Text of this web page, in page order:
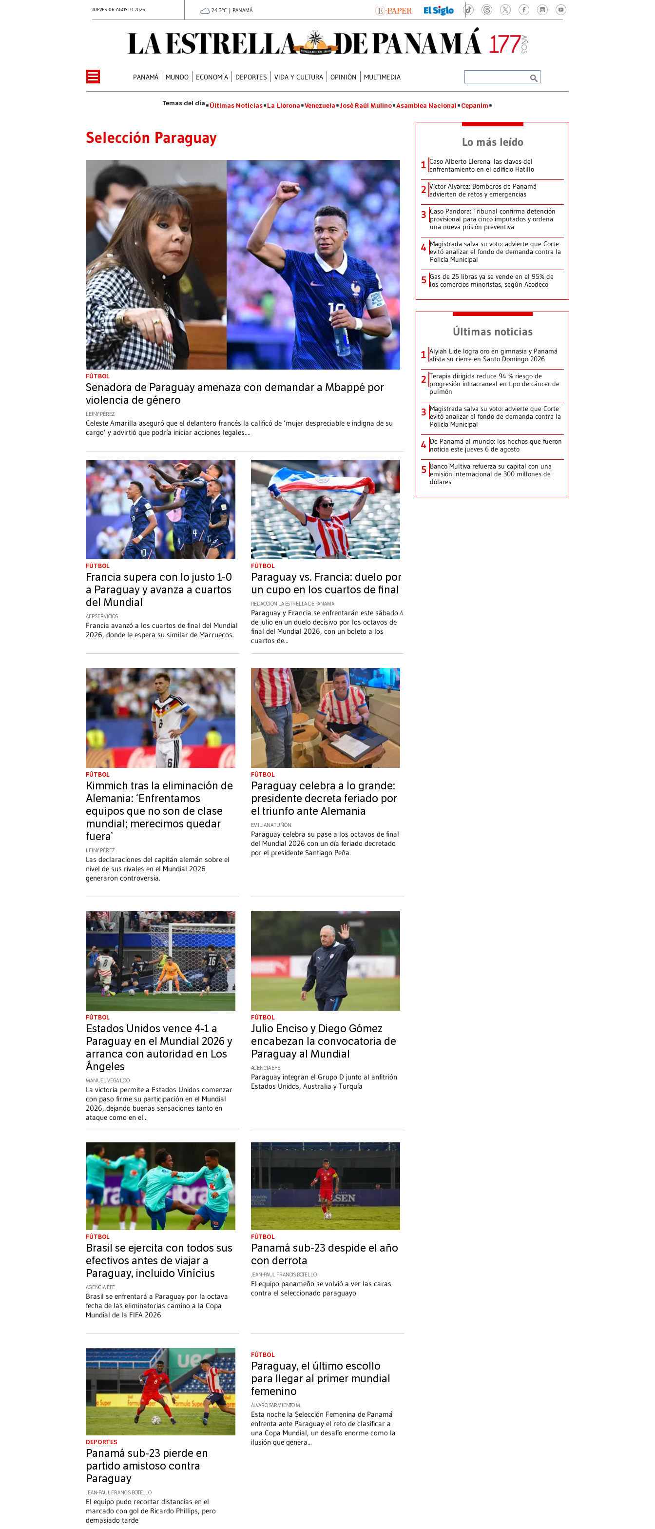
JUEVES 06 AGOSTO 2026 24.3°C | PANAMÁ
PANAMÁ MUNDO ECONOMÍA DEPORTES VIDA Y CULTURA OPINIÓN MULTIMEDIA
Últimas Noticias La Llorona Venezuela José Raúl Mulino Asamblea Nacional Cepanim
Selección Paraguay
FÚTBOL
Senadora de Paraguay amenaza con demandar a Mbappé por
violencia de género
LEINY PÉREZ
Celeste Amarilla aseguró que el delantero francés la calificó de ‘mujer despreciable e indigna de su
cargo’ y advirtió que podría iniciar acciones legales....
FÚTBOL
Francia supera con lo justo 1-0
a Paraguay y avanza a cuartos
del Mundial
AFP SERVICIOS
Francia avanzó a los cuartos de final del Mundial
2026, donde le espera su similar de Marruecos.
FÚTBOL
Paraguay vs. Francia: duelo por
un cupo en los cuartos de final
REDACCIÓN LA ESTRELLA DE PANAMÁ
Paraguay y Francia se enfrentarán este sábado 4
de julio en un duelo decisivo por los octavos de
final del Mundial 2026, con un boleto a los
cuartos de...
FÚTBOL
Kimmich tras la eliminación de
Alemania: ‘Enfrentamos
equipos que no son de clase
mundial; merecimos quedar
fuera’
LEINY PÉREZ
Las declaraciones del capitán alemán sobre el
nivel de sus rivales en el Mundial 2026
generaron controversia.
FÚTBOL
Paraguay celebra a lo grande:
presidente decreta feriado por
el triunfo ante Alemania
EMILIANA TUÑÓN
Paraguay celebra su pase a los octavos de final
del Mundial 2026 con un día feriado decretado
por el presidente Santiago Peña.
FÚTBOL
Estados Unidos vence 4-1 a
Paraguay en el Mundial 2026 y
arranca con autoridad en Los
Ángeles
MANUEL VEGA LOO
La victoria permite a Estados Unidos comenzar
con paso firme su participación en el Mundial
2026, dejando buenas sensaciones tanto en
ataque como en el...
FÚTBOL
Julio Enciso y Diego Gómez
encabezan la convocatoria de
Paraguay al Mundial
AGENCIA EFE
Paraguay integran el Grupo D junto al anfitrión
Estados Unidos, Australia y Turquía
FÚTBOL
Brasil se ejercita con todos sus
efectivos antes de viajar a
Paraguay, incluido Vinícius
AGENCIA EFE
Brasil se enfrentará a Paraguay por la octava
fecha de las eliminatorias camino a la Copa
Mundial de la FIFA 2026
FÚTBOL
Panamá sub-23 despide el año
con derrota
JEAN-PAUL FRANCIS BOTELLO
El equipo panameño se volvió a ver las caras
contra el seleccionado paraguayo
DEPORTES
Panamá sub-23 pierde en
partido amistoso contra
Paraguay
JEAN-PAUL FRANCIS BOTELLO
El equipo pudo recortar distancias en el
marcado con gol de Ricardo Phillips, pero
demasiado tarde
FÚTBOL
Paraguay, el último escollo
para llegar al primer mundial
femenino
ÁLVARO SARMIENTO M.
Esta noche la Selección Femenina de Panamá
enfrenta ante Paraguay el reto de clasificar a
una Copa Mundial, un desafío enorme como la
ilusión que genera...
Lo más leído
1 Caso Alberto Llerena: las claves del
enfrentamiento en el edificio Hatillo
2 Víctor Álvarez: Bomberos de Panamá
advierten de retos y emergencias
3 Caso Pandora: Tribunal confirma detención
provisional para cinco imputados y ordena
una nueva prisión preventiva
4 Magistrada salva su voto: advierte que Corte
evitó analizar el fondo de demanda contra la
Policía Municipal
5 Gas de 25 libras ya se vende en el 95% de
los comercios minoristas, según Acodeco
Últimas noticias
1 Alyiah Lide logra oro en gimnasia y Panamá
alista su cierre en Santo Domingo 2026
2 Terapia dirigida reduce 94 % riesgo de
progresión intracraneal en tipo de cáncer de
pulmón
3 Magistrada salva su voto: advierte que Corte
evitó analizar el fondo de demanda contra la
Policía Municipal
4 De Panamá al mundo: los hechos que fueron
noticia este jueves 6 de agosto
5 Banco Multiva refuerza su capital con una
emisión internacional de 300 millones de
dólares